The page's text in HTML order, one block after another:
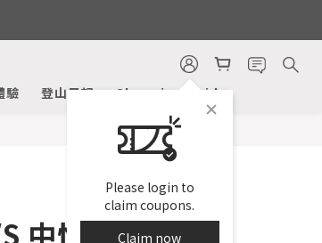
Please login to
claim coupons.
Claim now
驗 登山日記 Shopping Guide
中性款
BUY NOW